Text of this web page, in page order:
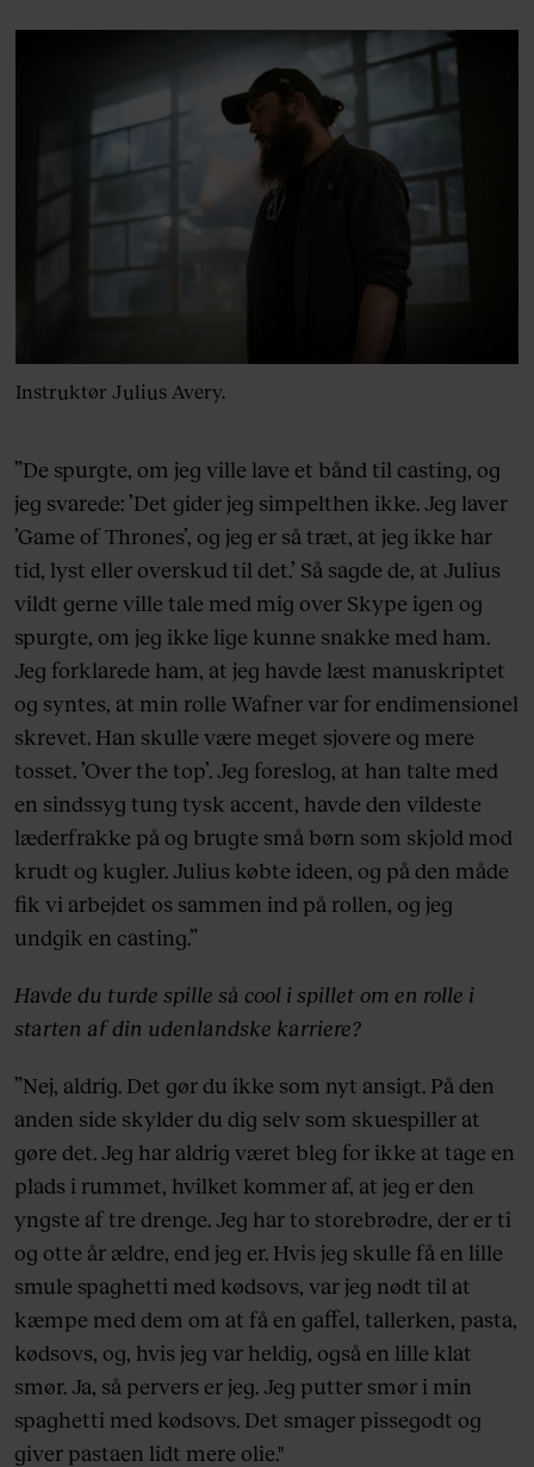
Instruktør Julius Avery.
”De spurgte, om jeg ville lave et bånd til casting, og
jeg svarede: ’Det gider jeg simpelthen ikke. Jeg laver
’Game of Thrones’, og jeg er så træt, at jeg ikke har
tid, lyst eller overskud til det.’ Så sagde de, at Julius
vildt gerne ville tale med mig over Skype igen og
spurgte, om jeg ikke lige kunne snakke med ham.
Jeg forklarede ham, at jeg havde læst manuskriptet
og syntes, at min rolle Wafner var for endimensionel
skrevet. Han skulle være meget sjovere og mere
tosset. ’Over the top’. Jeg foreslog, at han talte med
en sindssyg tung tysk accent, havde den vildeste
læderfrakke på og brugte små børn som skjold mod
krudt og kugler. Julius købte ideen, og på den måde
fik vi arbejdet os sammen ind på rollen, og jeg
undgik en casting.”
Havde du turde spille så cool i spillet om en rolle i
starten af din udenlandske karriere?
”Nej, aldrig. Det gør du ikke som nyt ansigt. På den
anden side skylder du dig selv som skuespiller at
gøre det. Jeg har aldrig været bleg for ikke at tage en
plads i rummet, hvilket kommer af, at jeg er den
yngste af tre drenge. Jeg har to storebrødre, der er ti
og otte år ældre, end jeg er. Hvis jeg skulle få en lille
smule spaghetti med kødsovs, var jeg nødt til at
kæmpe med dem om at få en gaffel, tallerken, pasta,
kødsovs, og, hvis jeg var heldig, også en lille klat
smør. Ja, så pervers er jeg. Jeg putter smør i min
spaghetti med kødsovs. Det smager pissegodt og
giver pastaen lidt mere olie."